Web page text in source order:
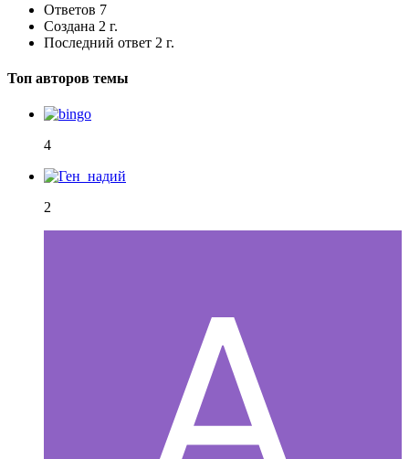
Ответов 7
Создана 2 г.
Последний ответ 2 г.
Топ авторов темы
4
2